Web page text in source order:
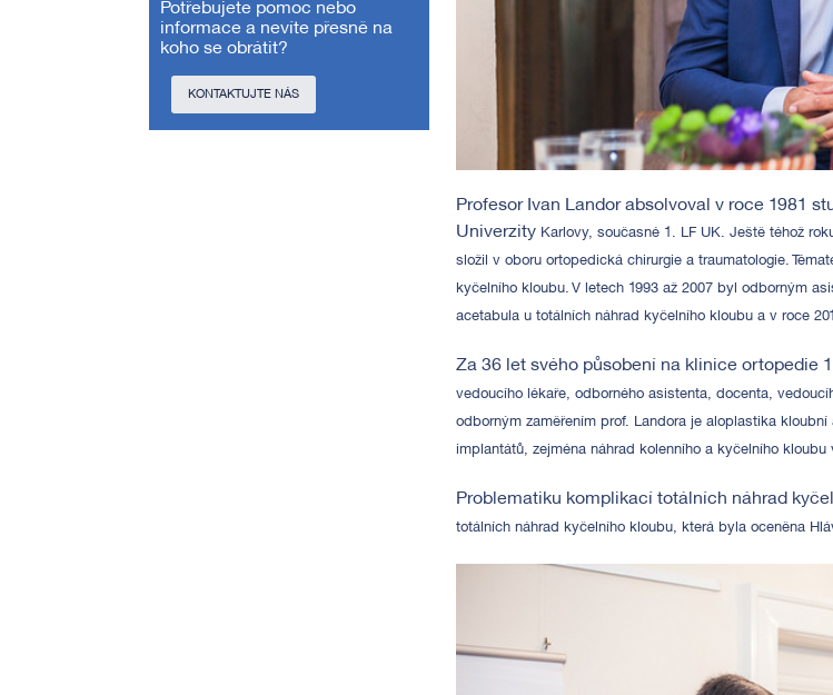
Potřebujete pomoc nebo
informace a nevíte přesně na
koho se obrátit?
KONTAKTUJTE NÁS
Profesor Ivan Landor absolvoval v roce 1981
Univerzity Karlovy, současné 1. LF UK. Ještě téhož
složil v oboru ortopedická chirurgie a traumatologie.
kyčelního kloubu. V letech 1993 až 2007 byl odborným
acetabula u totálních náhrad kyčelního kloubu a v roce
Za 36 let svého působení na klinice ortopedie
vedoucího lékaře, odborného asistenta, docenta,
odborným zaměřením prof. Landora je aloplastika kloubní
implantátů, zejména náhrad kolenního a kyčelního
Problematiku komplikací totálních náhrad
totálních náhrad kyčelního kloubu, která byla oceněna